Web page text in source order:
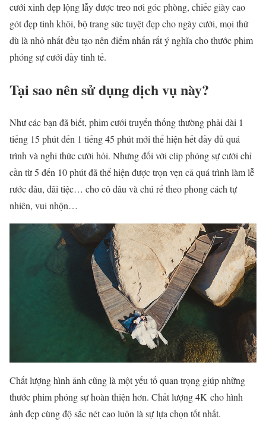
cưới xinh đẹp lộng lẫy được treo nơi góc phòng, chiếc giày cao
gót đẹp tinh khôi, bộ trang sức tuyệt đẹp cho ngày cưới, mọi thứ
dù là nhỏ nhất đều tạo nên điểm nhấn rất ý nghĩa cho thước phim
phóng sự cưới đầy tinh tế.
Tại sao nên sử dụng dịch vụ này?
Như các bạn đã biết, phim cưới truyển thống thường phải dài 1
tiếng 15 phút đến 1 tiếng 45 phút mới thể hiện hết đầy đủ quá
trình và nghi thức cưới hỏi. Nhưng đối với clip phóng sự cưới chỉ
cần từ 5 đến 10 phút đã thể hiện được trọn vẹn cả quá trình làm lễ
rước dâu, đãi tiệc… cho cô dâu và chú rể theo phong cách tự
nhiên, vui nhộn…
Chất lượng hình ảnh cũng là một yếu tố quan trọng giúp những
thước phim phóng sự hoàn thiện hơn. Chất lượng 4K cho hình
ảnh đẹp cùng độ sắc nét cao luôn là sự lựa chọn tốt nhất.